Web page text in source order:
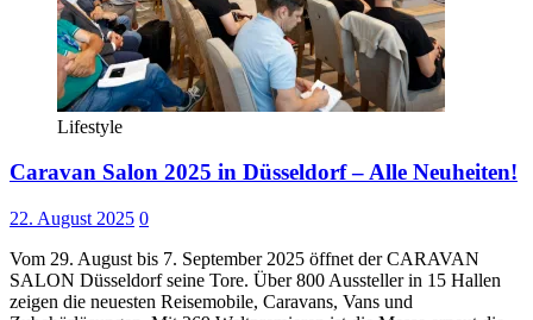
Lifestyle
Caravan Salon 2025 in Düsseldorf – Alle Neuheiten!
22. August 2025 0
Vom 29. August bis 7. September 2025 öffnet der CARAVAN
SALON Düsseldorf seine Tore. Über 800 Aussteller in 15 Hallen
zeigen die neuesten Reisemobile, Caravans, Vans und